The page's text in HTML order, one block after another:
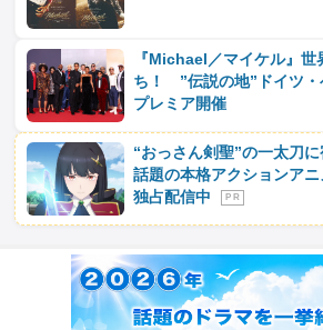
『Michael／マイケル』
ち！ ”伝説の地”ドイツ・
プレミア開催
“おっさん剣聖”の一太刀
話題の本格アクションア
独占配信中
P R